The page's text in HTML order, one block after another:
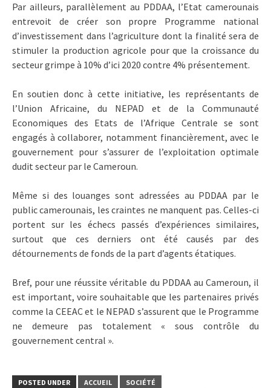
Par ailleurs, parallèlement au PDDAA, l’Etat camerounais
entrevoit de créer son propre Programme national
d’investissement dans l’agriculture dont la finalité sera de
stimuler la production agricole pour que la croissance du
secteur grimpe à 10% d’ici 2020 contre 4% présentement.
En soutien donc à cette initiative, les représentants de
l’Union Africaine, du NEPAD et de la Communauté
Economiques des Etats de l’Afrique Centrale se sont
engagés à collaborer, notamment financièrement, avec le
gouvernement pour s’assurer de l’exploitation optimale
dudit secteur par le Cameroun.
Même si des louanges sont adressées au PDDAA par le
public camerounais, les craintes ne manquent pas. Celles-ci
portent sur les échecs passés d’expériences similaires,
surtout que ces derniers ont été causés par des
détournements de fonds de la part d’agents étatiques.
Bref, pour une réussite véritable du PDDAA au Cameroun, il
est important, voire souhaitable que les partenaires privés
comme la CEEAC et le NEPAD s’assurent que le Programme
ne demeure pas totalement « sous contrôle du
gouvernement central ».
POSTED UNDER ACCUEIL
SOCIÉTÉ